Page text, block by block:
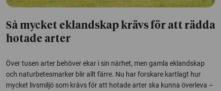
Så mycket eklandskap krävs för att rädda
hotade arter
Över tusen arter behöver ekar i sin närhet, men gamla eklandskap
och naturbetesmarker blir allt färre. Nu har forskare kartlagt hur
mycket livsmiljö som krävs för att hotade arter ska kunna överleva –